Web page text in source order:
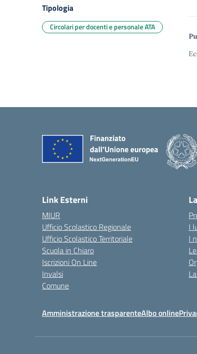
Tipologia
Circolari per docenti e personale ATA
Link Esterni
MIUR
Ufficio Scolastico Regionale
Ufficio Scolastico Territoriale
Scuola in Chiaro
Iscrizioni On Line
Invalsi
Comune
I
I
Amministrazione trasparenteAlbo online